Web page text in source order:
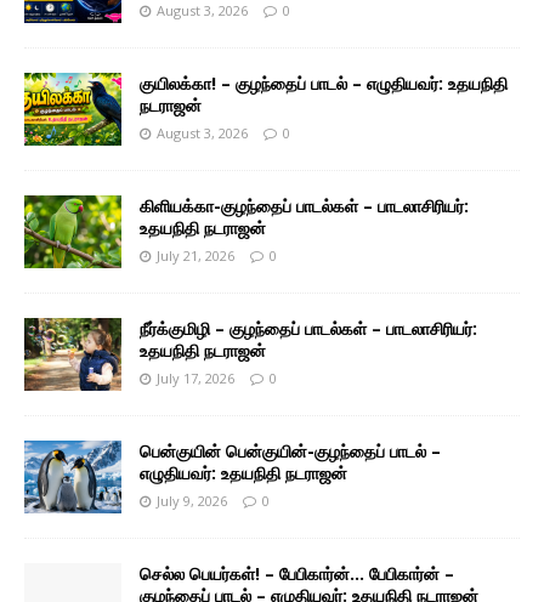
August 3, 2026 0
குயிலக்கா! – குழந்தைப் பாடல் – எழுதியவர்: உதயநிதி
நடராஜன்
August 3, 2026 0
கிளியக்கா-குழந்தைப் பாடல்கள் – பாடலாசிரியர்:
உதயநிதி நடராஜன்
July 21, 2026 0
நீர்க்குமிழி – குழந்தைப் பாடல்கள் – பாடலாசிரியர்:
உதயநிதி நடராஜன்
July 17, 2026 0
பென்குயின் பென்குயின்-குழந்தைப் பாடல் –
எழுதியவர்: உதயநிதி நடராஜன்
July 9, 2026 0
செல்ல பெயர்கள்! – பேபிகார்ன்… பேபிகார்ன் –
குழந்தைப் பாடல் – எழுதியவர்: உதயநிதி நடராஜன்